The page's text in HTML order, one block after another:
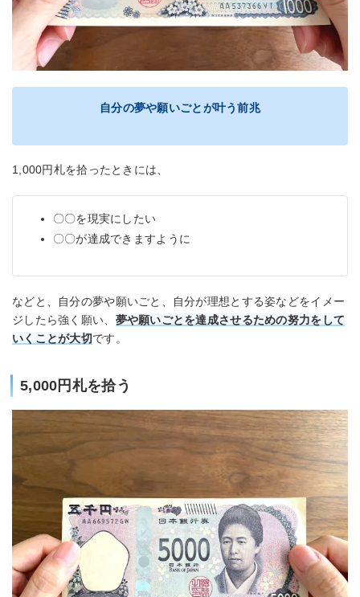
自分の夢や願いごとが叶う前兆
1,000円札を拾ったときには、
〇〇を現実にしたい
〇〇が達成できますように
などと、自分の夢や願いごと、自分が理想とする姿などをイメー
ジしたら強く願い、 夢や願いごとを達成させるための努力をして
いくことが大切です。
5,000円札を拾う